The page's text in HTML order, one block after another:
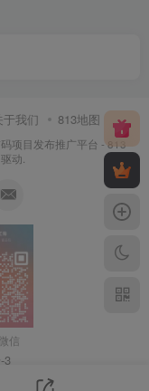
于我们 813地图
项目发布推广平台 - 813
动.
信
-3